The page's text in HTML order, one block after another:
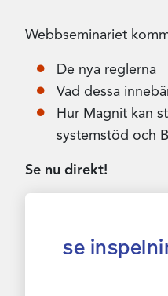
Webbseminariet
De nya reglerna
Vad dessa
Hur Magnit kan
systemstöd och
Se nu direkt!
se